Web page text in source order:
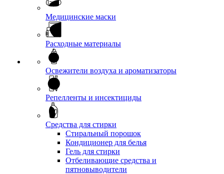
Медицинские маски
Расходные материалы
Освежители воздуха и ароматизаторы
Репелленты и инсектициды
Средства для стирки
Стиральный порошок
Кондиционер для белья
Гель для стирки
Отбеливающие средства и
пятновыводители